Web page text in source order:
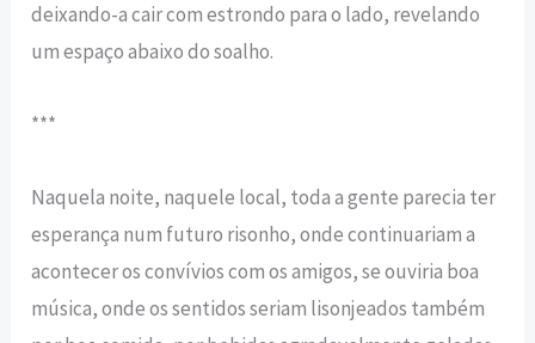
deixando-a cair com estrondo para o lado, revelando
um espaço abaixo do soalho.
***
Naquela noite, naquele local, toda a gente parecia ter
esperança num futuro risonho, onde continuariam a
acontecer os convívios com os amigos, se ouviria boa
música, onde os sentidos seriam lisonjeados também